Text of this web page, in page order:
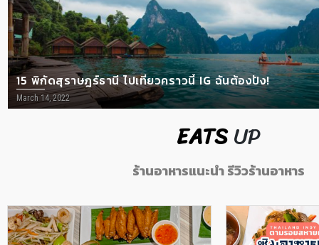
15 พิกัดสุราษฎร์ธานี ไปเที่ยวคราวนี้ IG ฉันต้องปัง!
March 14, 2022
EATSUP
ร้านอาหารแนะนำ รีวิวร้านอาหาร